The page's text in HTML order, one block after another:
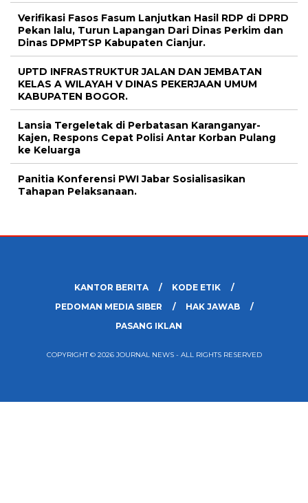
Verifikasi Fasos Fasum Lanjutkan Hasil RDP di DPRD
Pekan lalu, Turun Lapangan Dari Dinas Perkim dan
Dinas DPMPTSP Kabupaten Cianjur.
UPTD INFRASTRUKTUR JALAN DAN JEMBATAN
KELAS A WILAYAH V DINAS PEKERJAAN UMUM
KABUPATEN BOGOR.
Lansia Tergeletak di Perbatasan Karanganyar-
Kajen, Respons Cepat Polisi Antar Korban Pulang
ke Keluarga
Panitia Konferensi PWI Jabar Sosialisasikan
Tahapan Pelaksanaan.
KANTOR BERITA
KODE ETIK
PEDOMAN MEDIA SIBER
HAK JAWAB
PASANG IKLAN
COPYRIGHT © 2026 JOURNAL NEWS - ALL RIGHTS RESERVED